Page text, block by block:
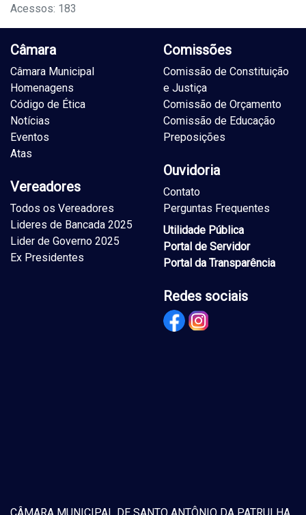
Acessos: 183
Câmara
Câmara Municipal
Homenagens
Código de Ética
Notícias
Eventos
Atas
Vereadores
Todos os Vereadores
Lideres de Bancada 2025
Lider de Governo 2025
Ex Presidentes
Comissões
Comissão de Constituição
e Justiça
Comissão de Orçamento
Comissão de Educação
Preposições
Ouvidoria
Contato
Perguntas Frequentes
Utilidade Pública
Portal de Servidor
Portal da Transparência
Redes sociais